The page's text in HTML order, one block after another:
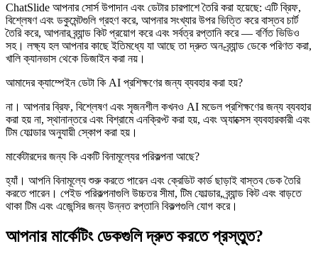
ChatSlide আপনার সোর্স উপাদান এবং ডেটার চারপাশে তৈরি করা হয়েছে: এটি ব্রিফ,
বিশ্লেষণ এবং ডকুমেন্টগুলি গ্রহণ করে, আপনার সংখ্যার উপর ভিত্তি করে বাস্তব চার্ট
তৈরি করে, আপনার ব্র্যান্ড কিট প্রয়োগ করে এবং সর্বত্র রপ্তানি করে — বর্ণিত ভিডিও
সহ। লক্ষ্য হল আপনার কাছে ইতিমধ্যে যা আছে তা দ্রুত অন-ব্র্যান্ড ডেকে পরিণত করা,
খালি ক্যানভাস থেকে ডিজাইন করা নয়।
আমাদের ক্যাম্পেইন ডেটা কি AI প্রশিক্ষণের জন্য ব্যবহার করা হয়?
না। আপনার ব্রিফ, বিশ্লেষণ এবং সৃজনশীল কখনও AI মডেল প্রশিক্ষণের জন্য ব্যবহার
করা হয় না, স্থানান্তরে এবং বিশ্রামে এনক্রিপ্ট করা হয়, এবং অ্যাক্সেস ব্যবহারকারী এবং
টিম ফোল্ডার অনুযায়ী স্কোপ করা হয়।
মার্কেটারদের জন্য কি একটি বিনামূল্যের পরিকল্পনা আছে?
হ্যাঁ। আপনি বিনামূল্যে শুরু করতে পারেন এবং ক্রেডিট কার্ড ছাড়াই বাস্তব ডেক তৈরি
করতে পারেন। পেইড পরিকল্পনাগুলি উচ্চতর সীমা, টিম ফোল্ডার, ব্র্যান্ড কিট এবং বাড়তে
থাকা টিম এবং এজেন্সির জন্য উন্নত রপ্তানি বিকল্পগুলি যোগ করে।
আপনার মার্কেটিং ডেকগুলি দ্রুত করতে প্রস্তুত?